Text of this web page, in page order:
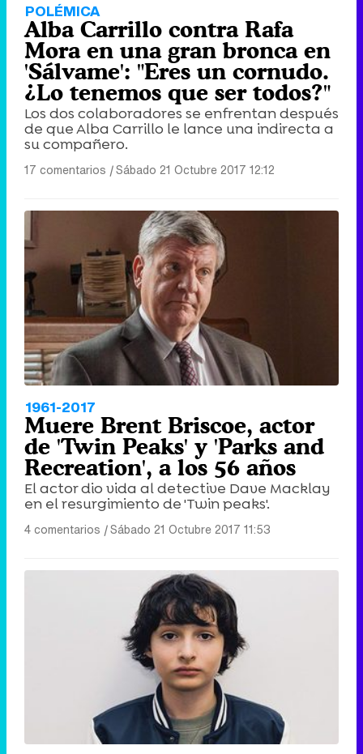
POLÉMICA
Alba Carrillo contra Rafa
Mora en una gran bronca en
'Sálvame': "Eres un cornudo.
¿Lo tenemos que ser todos?"
Los dos colaboradores se enfrentan después
de que Alba Carrillo le lance una indirecta a
su compañero.
17 comentarios |Sábado 21 Octubre 2017 12:12
1961-2017
Muere Brent Briscoe, actor
de 'Twin Peaks' y 'Parks and
Recreation', a los 56 años
El actor dio vida al detective Dave Macklay
en el resurgimiento de 'Twin peaks'.
4 comentarios |Sábado 21 Octubre 2017 11:53